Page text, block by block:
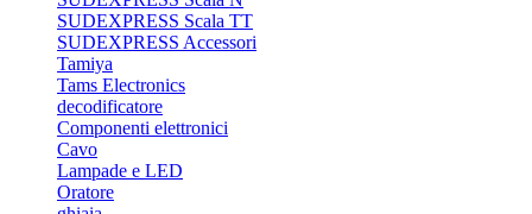
SUDEXPRESS Scala TT
SUDEXPRESS Accessori
Tamiya
Tams Electronics
decodificatore
Componenti elettronici
Cavo
Lampade e LED
Oratore